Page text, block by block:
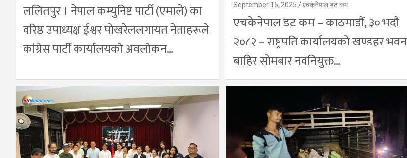
ललितपुर । नेपाल कम्युनिष्ट पार्टी (एमाले) का
वरिष्ठ उपाध्यक्ष ईश्वर पोखरेललगायत नेताहरूले
कांग्रेस पार्टी कार्यालयको अवलोकन…
September 15, 2025 एचकेनेपाल डट कम
एचकेनेपाल डट कम – काठमाडौं, ३० भदौ
२०८२ – राष्ट्रपति कार्यालयको खण्डहर भवन
बाहिर सोमबार नवनियुक्त…